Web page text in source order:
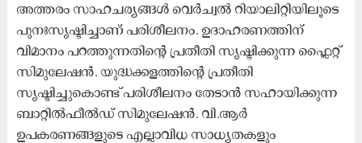
അത്തരം സാഹചര്യങ്ങൾ വെർച്വൽ റിയാലിറ്റിയിലൂടെ
പുനഃസൃഷ്ടിച്ചാണ് പരിശീലനം. ഉദാഹരണത്തിന്
വിമാനം പറത്തുന്നതിന്റെ പ്രതീതി സൃഷ്ടിക്കുന്ന ഫ്ലൈറ്റ്
സിമുലേഷൻ. യുദ്ധക്കളത്തിന്റെ പ്രതീതി
സൃഷ്ടിച്ചുകൊണ്ട് പരിശീലനം തേടാൻ സഹായിക്കുന്ന
ബാറ്റിൽഫീൽഡ് സിമുലേഷൻ. വി.ആർ
ഉപകരണങ്ങളുടെ എല്ലാവിധ സാധ്യതകളും